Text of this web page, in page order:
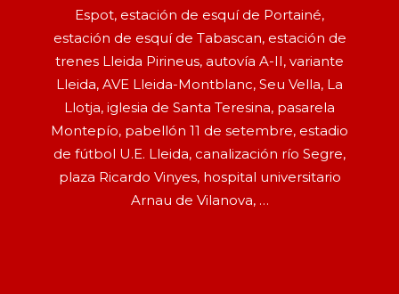
Espot, estación de esquí de Portainé,
estación de esquí de Tabascan, estación de
trenes Lleida Pirineus, autovía A-II, variante
Lleida, AVE Lleida-Montblanc, Seu Vella, La
Llotja, iglesia de Santa Teresina, pasarela
Montepío, pabellón 11 de setembre, estadio
de fútbol U.E. Lleida, canalización río Segre,
plaza Ricardo Vinyes, hospital universitario
Arnau de Vilanova, …